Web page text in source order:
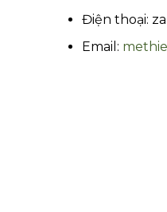
Điện thoại:
Email: